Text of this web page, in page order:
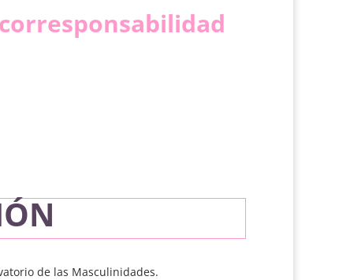
de las Masculinidades.